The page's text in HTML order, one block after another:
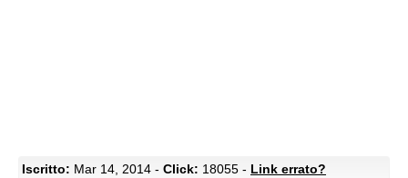
Iscritto: Mar 14, 2014 - Click: 18055 - Link errato?